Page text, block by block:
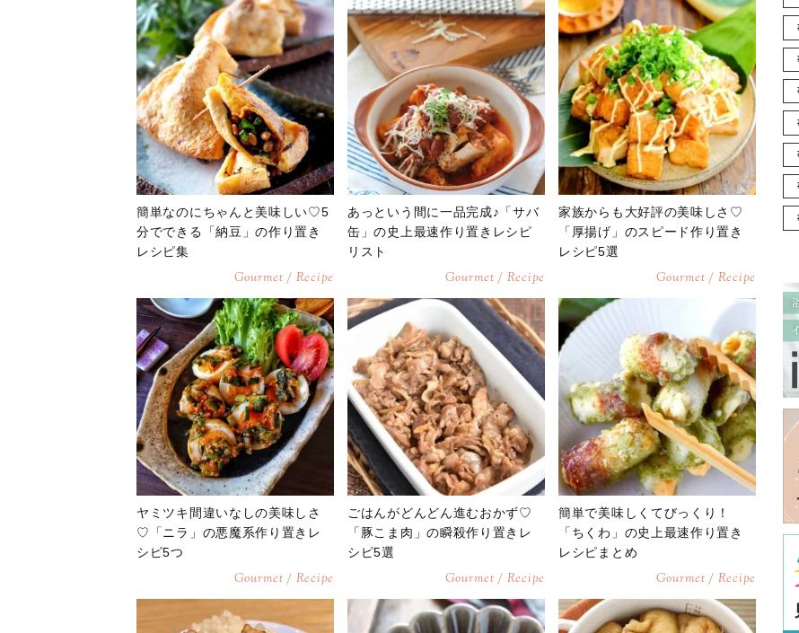
簡単なのにちゃんと美味しい♡5
分でできる「納豆」の作り置き
レシピ集
Gourmet / Recipe
あっという間に一品完成♪「サバ
缶」の史上最速作り置きレシピ
リスト
Gourmet / Recipe
家族からも大好評の美味しさ♡
「厚揚げ」のスピード作り置き
レシピ5選
Gourmet / Recipe
ヤミツキ間違いなしの美味しさ
♡「ニラ」の悪魔系作り置きレ
シピ5つ
Gourmet / Recipe
ごはんがどんどん進むおかず♡
「豚こま肉」の瞬殺作り置きレ
シピ5選
Gourmet / Recipe
簡単で美味しくてびっくり！
「ちくわ」の史上最速作り置き
レシピまとめ
Gourmet / Recipe